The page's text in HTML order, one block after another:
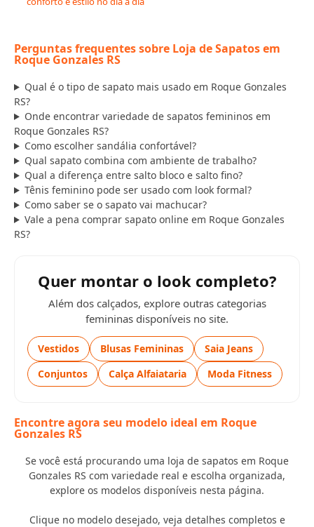
Perguntas frequentes sobre Loja de Sapatos em
Roque Gonzales RS
Qual é o tipo de sapato mais usado em Roque Gonzales
RS?
Onde encontrar variedade de sapatos femininos em
Roque Gonzales RS?
Como escolher sandália confortável?
Qual sapato combina com ambiente de trabalho?
Qual a diferença entre salto bloco e salto fino?
Tênis feminino pode ser usado com look formal?
Como saber se o sapato vai machucar?
Vale a pena comprar sapato online em Roque Gonzales
RS?
Quer montar o look completo?
Além dos calçados, explore outras categorias
femininas disponíveis no site.
Vestidos Blusas Femininas
Saia Jeans
Conjuntos
Calça Alfaiataria Moda Fitness
Encontre agora seu modelo ideal em Roque
Gonzales RS
Se você está procurando uma loja de sapatos em Roque
Gonzales RS com variedade real e escolha organizada,
explore os modelos disponíveis nesta página.
Clique no modelo desejado, veja detalhes completos e